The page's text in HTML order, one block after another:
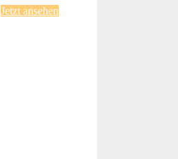
Jetzt ansehen